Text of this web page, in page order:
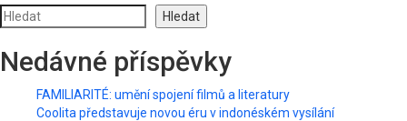
Hledat
Nedávné příspěvky
FAMILIARITÉ: umění spojení filmů a literatury
Coolita představuje novou éru v indonéském vysílání